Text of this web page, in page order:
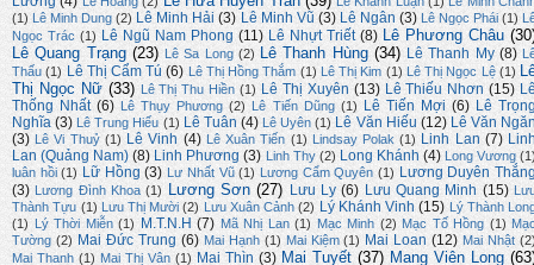
(1) Lê Minh Dung (2) Lê Minh Hải (3) Lê Minh Vũ (3) Lê Ngân (3) Lê Ngọc Phái (1)
Ngọc Trác (1) Lê Ngũ Nam Phong (11) Lê Nhựt Triết (8) Lê Phương Châu
Lê Quang Trạng (23) Lê Sa Long (2) Lê Thanh Hùng (34) Lê Thanh My (8)
Thấu (1) Lê Thị Cẩm Tú (6) Lê Thị Hồng Thắm (1) Lê Thị Kim (1) Lê Thị Ngọc Lệ (1)
Thị Ngọc Nữ (33) Lê Thị Thu Hiền (1) Lê Thị Xuyên (13) Lê Thiếu Nhơn (15)
Thống Nhất (6) Lê Thụy Phương (2) Lê Tiến Dũng (1) Lê Tiến Mợi (6) Lê
Nghĩa (3) Lê Trung Hiếu (1) Lê Tuân (4) Lê Uyên (1) Lê Văn Hiếu (12) Lê Văn
(3) Lê Vi Thuỷ (1) Lê Vinh (4) Lê Xuân Tiến (1) Lindsay Polak (1) Linh Lan (7)
Lan (Quảng Nam) (8) Linh Phương (3) Linh Thy (2) Long Khánh (4) Long Vương
luân hồi (1) Lữ Hồng (3) Lư Nhất Vũ (1) Lương Cẩm Quyên (1) Lương Duyên
(3) Lương Đình Khoa (1) Lương Sơn (27) Lưu Ly (6) Lưu Quang Minh (15)
Thành Tựu (1) Lưu Thị Mười (2) Lưu Xuân Cảnh (2) Lý Khánh Vinh (15) Lý Thành
(1)
Lý Thời Miễn (1) M.T.N.H (7) Mã Nhị Lan (1) Mạc Minh (2) Mạc Tố Hồng (1)
Tường (2) Mai Đức Trung (6) Mai Hạnh (1) Mai Kiệm (1) Mai Loan (12) Mai Nhật
Mai Thanh (1) Mai Thị Vân (1) Mai Thìn (3) Mai Tuyết (37) Mang Viên Long